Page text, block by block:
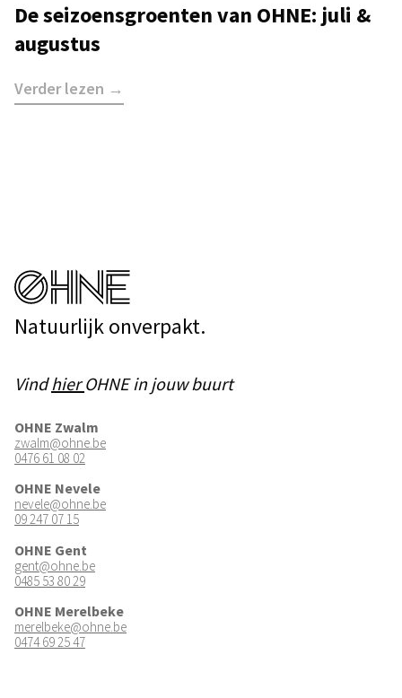
De seizoensgroenten van OHNE: juli &
augustus
Verder lezen →
Natuurlijk onverpakt.
VindhierOHNE in jouw buurt
OHNE Zwalm
zwalm@ohne.be
0476 61 08 02
OHNE Nevele
nevele@ohne.be
09 247 07 15
OHNE Gent
gent@ohne.be
0485 53 80 29
OHNE Merelbeke
merelbeke@ohne.be
0474 69 25 47